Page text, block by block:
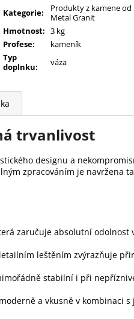
Kategorie:
Produkty z kamene od
Metal Granit
Hmotnost: 3 kg
Profese:
kameník
Typ
doplnku: váza
trvanlivost
designu a
zpracováním je navržena
zaručuje absolutní odolnost
leštěním zvýrazňuje
stabilní i při
a vkusně v kombinaci s